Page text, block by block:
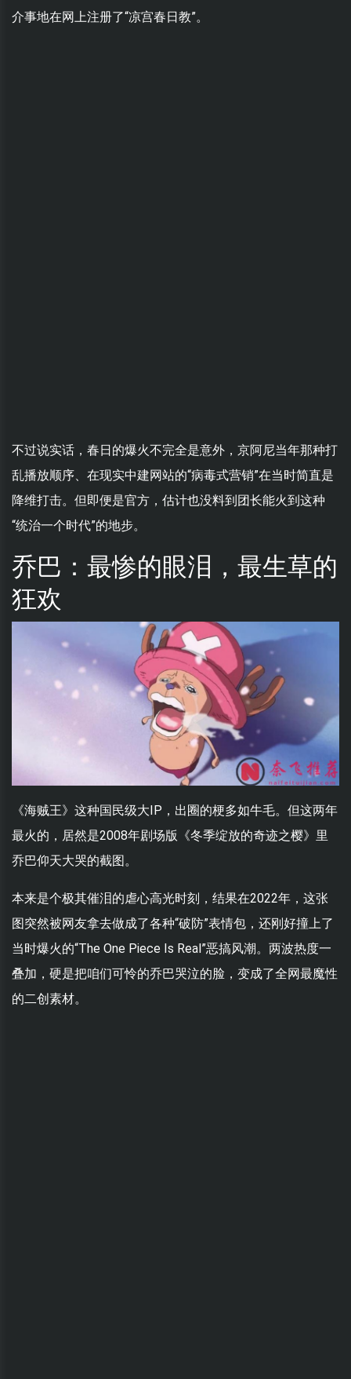
介事地在网上注册了“凉宫春日教”。
不过说实话，春日的爆火不完全是意外，京阿尼当年那种打
乱播放顺序、在现实中建网站的“病毒式营销”在当时简直是
降维打击。但即便是官方，估计也没料到团长能火到这种
“统治一个时代”的地步。
乔巴：最惨的眼泪，最生草的
狂欢
《海贼王》这种国民级大IP，出圈的梗多如牛毛。但这两年
最火的，居然是2008年剧场版《冬季绽放的奇迹之樱》里
乔巴仰天大哭的截图。
本来是个极其催泪的虐心高光时刻，结果在2022年，这张
图突然被网友拿去做成了各种“破防”表情包，还刚好撞上了
当时爆火的“The One Piece Is Real”恶搞风潮。两波热度一
叠加，硬是把咱们可怜的乔巴哭泣的脸，变成了全网最魔性
的二创素材。